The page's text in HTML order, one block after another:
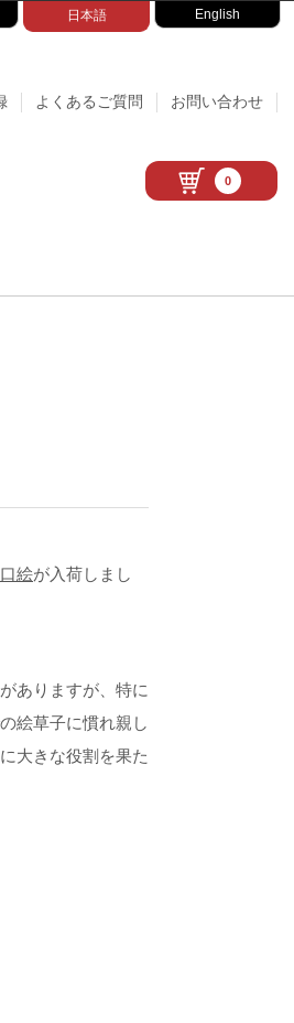
日本語 English
よくあるご質問 お問い合わせ
0
絵が入荷しまし
ありますが、特に
絵草子に慣れ親し
大きな役割を果た